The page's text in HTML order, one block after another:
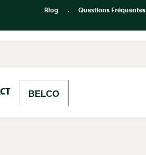
Blog Questions Fréquentes
BELCO